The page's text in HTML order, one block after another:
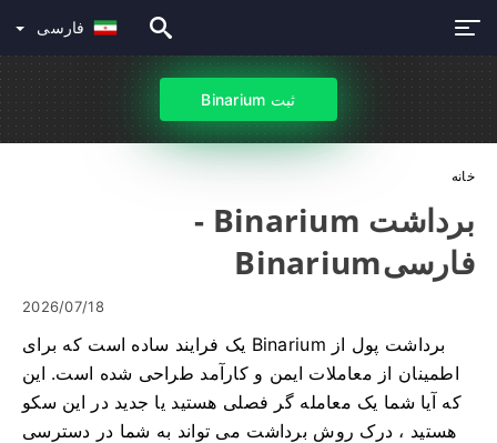
فارسی
ثبت Binarium
خانه
برداشت Binarium -
فارسیBinarium
2026/07/18
برداشت پول از Binarium یک فرایند ساده است که برای
اطمینان از معاملات ایمن و کارآمد طراحی شده است. این
که آیا شما یک معامله گر فصلی هستید یا جدید در این سکو
هستید ، درک روش برداشت می تواند به شما در دسترسی